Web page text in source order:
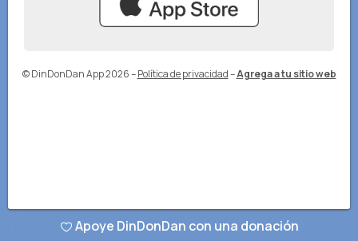
© DinDonDan App 2026– Política de privacidad–Agrega a tu sitio web
Apoye DinDonDan con una donación